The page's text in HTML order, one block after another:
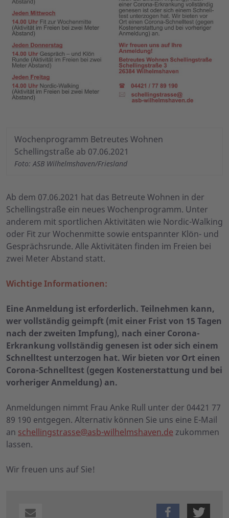
Wochenprogramm Betreutes Wohnen
Schellingstraße ab 07.06.2021
Foto: ASB Wilhelmshaven/Friesland
Ab dem 07.06.2021 hat das Betreute Wohnen in der
Schellingstraße ein neues Wochenprogramm. Unter
anderem mit sportlichen Aktivitäten wie Nordic-Walking
oder Fit zur Wochenmitte sowie entspannter Klön- und
Gesprächsrunde. Alle Aktivitäten finden im Freien bei
zwei Meter Abstand statt.
Wichtige Informationen:
Eine Anmeldung ist erforderlich. Teilnehmen kann,
wer vollständig geimpft (mit einer Frist von 15 Tagen
nach der zweiten Impfung), nach einer Corona-
Erkrankung vollständig genesen ist oder sich einem
Schnelltest unterzogen hat. Wir bieten vor Ort einen
Corona-Schnelltest (gegen Kostenerstattung und bei
vorheriger Anmeldung) an.
Anmeldungen nimmt Frau Anke Rull unter der 04421 77
89 190 entgegen. Alternativ können Sie uns eine E-Mail
an schellingstrasse@asb-wilhelmshaven.de zukommen
lassen.
Wir freuen uns auf Sie!